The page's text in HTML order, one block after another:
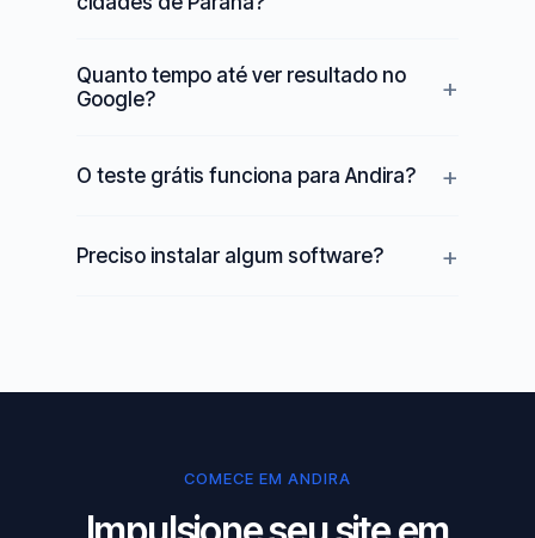
Quanto tempo até ver resultado no
Google?
O teste grátis funciona para Andira?
Preciso instalar algum software?
COMECE EM ANDIRA